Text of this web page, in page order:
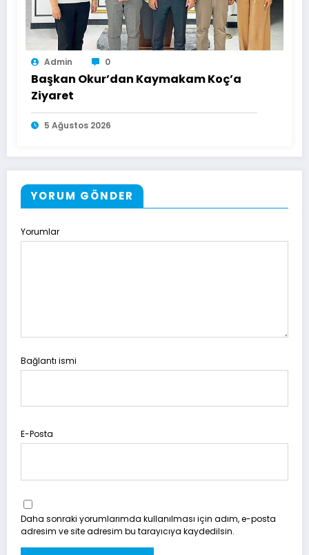
Admin 0
Başkan Okur’dan Kaymakam Koç’a
Ziyaret
5 Ağustos 2026
YORUM GÖNDER
Yorumlar
Bağlantı ismi
E-Posta
Daha sonraki yorumlarımda kullanılması için adım, e-posta
adresim ve site adresim bu tarayıcıya kaydedilsin.